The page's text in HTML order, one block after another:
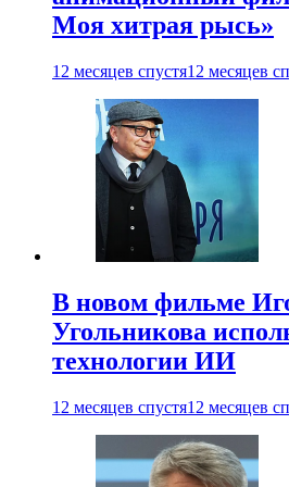
Моя хитрая рысь»
12 месяцев спустя12 месяцев
В новом фильме
Угольникова
технологии ИИ
12 месяцев спустя12 месяцев